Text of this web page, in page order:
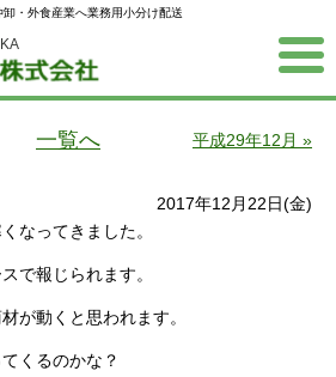
・外食産業へ業務用小分け配送
一覧へ 平成29年12月 »
2017年12月22日(金)
なってきました。
で報じられます。
が動くと思われます。
くるのかな？